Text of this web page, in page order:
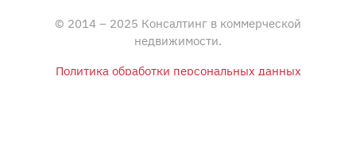
© 2014 – 2025 Консалтинг в коммерческой
недвижимости.
Политика обработки персональных данных